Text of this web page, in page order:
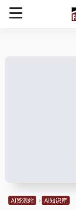
AI资源站 AI知识库